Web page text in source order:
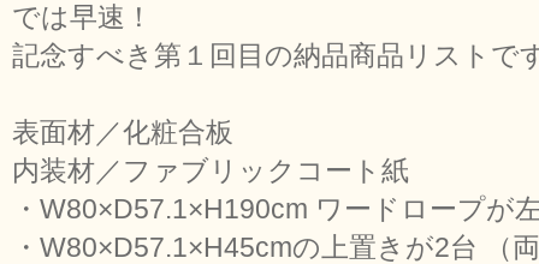
では早速！
記念すべき第１回目の納品商品リストで
表面材／化粧合板
内装材／ファブリックコート紙
・W80×D57.1×H190cm ワードロープが
・W80×D57.1×H45cmの上置きが2台 （